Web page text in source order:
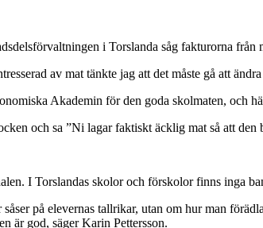
i Torslanda såg fakturorna från
av mat tänkte jag att det måste gå att
Akademin för den goda skolmaten, och
och sa ”Ni lagar faktiskt äcklig mat så att den
I Torslandas skolor och förskolor finns inga
på elevernas tallrikar, utan om hur man
är god, säger Karin Pettersson.